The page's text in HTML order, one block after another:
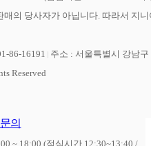
의 당사자가 아닙니다. 따라서 지
86-16191
주소 : 서울특별시 강남
Reserved
의
~ 18:00 (점심시간 12:30~13:40 /